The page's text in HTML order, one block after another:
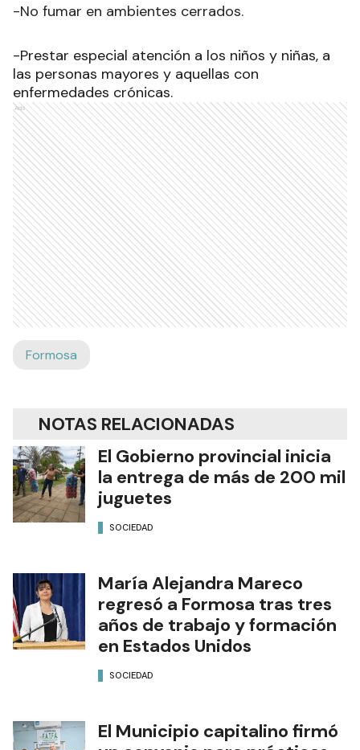
-No fumar en ambientes cerrados.
-Prestar especial atención a los niños y niñas, a
las personas mayores y aquellas con
enfermedades crónicas.
Ads
Formosa
NOTAS RELACIONADAS
El Gobierno provincial inicia
la entrega de más de 200 mil
juguetes
SOCIEDAD
María Alejandra Mareco
regresó a Formosa tras tres
años de trabajo y formación
en Estados Unidos
SOCIEDAD
El Municipio capitalino firmó